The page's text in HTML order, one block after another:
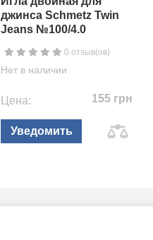
джинса Schmetz Twin
Jeans №100/4.0
0 отзыв(ов)
Нет в наличии
Цена: 155 грн
Уведомить